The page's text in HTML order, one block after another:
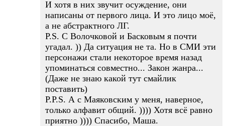
И хотя в них звучит осуждение, они
написаны от первого лица. И это лицо моё,
а не абстрактного ЛГ.
P.S. С Волочковой и Басковым я почти
угадал. )) Да ситуация не та. Но в СМИ эти
персонажи стали некоторое время назад
упоминаться совместно... Закон жанра...
(Даже не знаю какой тут смайлик
поставить)
P.P.S. А с Маяковским у меня, наверное,
только алфавит общий. )))) Хотя всё равно
приятно )))) Спасибо, Маша.